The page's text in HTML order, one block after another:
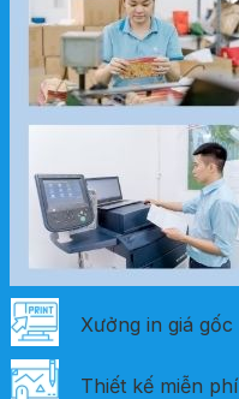
Xưởng in giá gốc
Thiết kế miễn phí